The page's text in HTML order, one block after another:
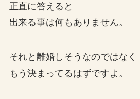
正直に答えると
出来る事は何もありません。
それと離婚しそうなのではなく
もう決まってるはずですよ。